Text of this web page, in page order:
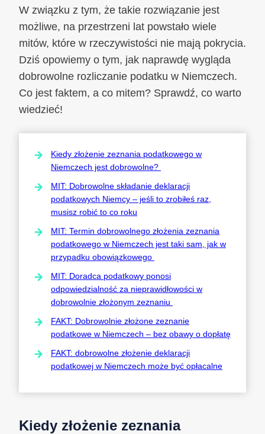
W związku z tym, że takie rozwiązanie jest
możliwe, na przestrzeni lat powstało wiele
mitów, które w rzeczywistości nie mają pokrycia.
Dziś opowiemy o tym, jak naprawdę wygląda
dobrowolne rozliczanie podatku w Niemczech.
Co jest faktem, a co mitem? Sprawdź, co warto
wiedzieć!
Kiedy złożenie zeznania podatkowego w
Niemczech jest dobrowolne?
MIT: Dobrowolne składanie deklaracji
podatkowych Niemcy – jeśli to zrobiłeś raz,
musisz robić to co roku
MIT: Termin dobrowolnego złożenia zeznania
podatkowego w Niemczech jest taki sam, jak w
przypadku obowiązkowego
MIT: Doradca podatkowy ponosi
odpowiedzialność za nieprawidłowości w
dobrowolnie złożonym zeznaniu
FAKT: Dobrowolnie złożone zeznanie
podatkowe w Niemczech – bez obawy o dopłatę
FAKT: dobrowolne złożenie deklaracji
podatkowej w Niemczech może być opłacalne
Kiedy złożenie zeznania